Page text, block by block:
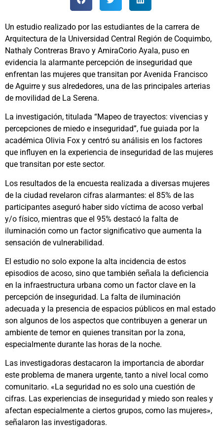
Un estudio realizado por las estudiantes de la carrera de
Arquitectura de la Universidad Central Región de Coquimbo,
Nathaly Contreras Bravo y AmiraCorio Ayala, puso en
evidencia la alarmante percepción de inseguridad que
enfrentan las mujeres que transitan por Avenida Francisco
de Aguirre y sus alrededores, una de las principales arterias
de movilidad de La Serena.
La investigación, titulada “Mapeo de trayectos: vivencias y
percepciones de miedo e inseguridad”, fue guiada por la
académica Olivia Fox y centró su análisis en los factores
que influyen en la experiencia de inseguridad de las mujeres
que transitan por este sector.
Los resultados de la encuesta realizada a diversas mujeres
de la ciudad revelaron cifras alarmantes: el 85% de las
participantes aseguró haber sido víctima de acoso verbal
y/o físico, mientras que el 95% destacó la falta de
iluminación como un factor significativo que aumenta la
sensación de vulnerabilidad.
El estudio no solo expone la alta incidencia de estos
episodios de acoso, sino que también señala la deficiencia
en la infraestructura urbana como un factor clave en la
percepción de inseguridad. La falta de iluminación
adecuada y la presencia de espacios públicos en mal estado
son algunos de los aspectos que contribuyen a generar un
ambiente de temor en quienes transitan por la zona,
especialmente durante las horas de la noche.
Las investigadoras destacaron la importancia de abordar
este problema de manera urgente, tanto a nivel local como
comunitario. «La seguridad no es solo una cuestión de
cifras. Las experiencias de inseguridad y miedo son reales y
afectan especialmente a ciertos grupos, como las mujeres»,
señalaron las investigadoras.